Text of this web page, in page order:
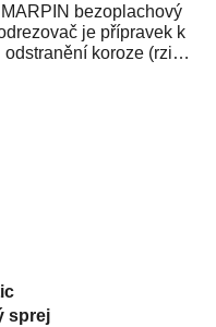
MARPIN bezoplachový
je přípravek k
odstranění koroze (rzi)
sprej